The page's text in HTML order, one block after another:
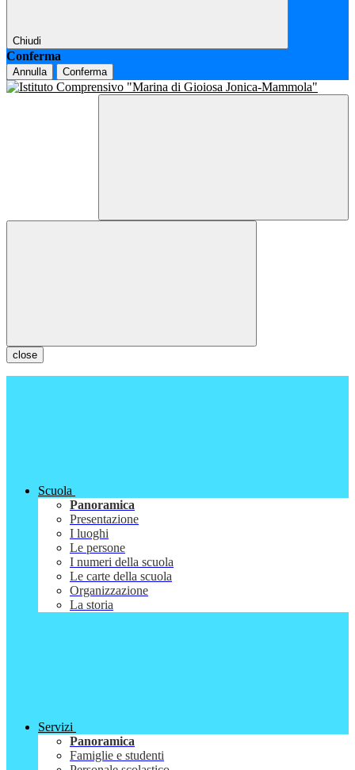
Chiudi
Conferma
Annulla Conferma
close
Scuola
Panoramica
Presentazione
I luoghi
Le persone
I numeri della scuola
Le carte della scuola
Organizzazione
La storia
Servizi
Panoramica
Famiglie e studenti